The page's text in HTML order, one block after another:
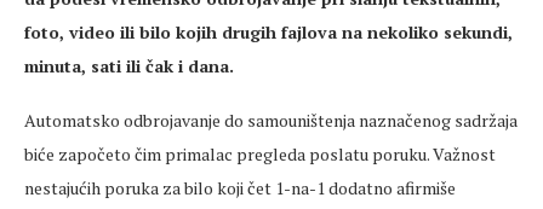
foto, video ili bilo kojih drugih fajlova na nekoliko sekundi,
minuta, sati ili čak i dana.
Automatsko odbrojavanje do samouništenja naznačenog sadržaja
biće započeto čim primalac pregleda poslatu poruku. Važnost
nestajućih poruka za bilo koji čet 1-na-1 dodatno afirmiše